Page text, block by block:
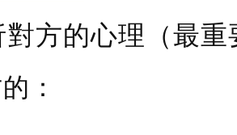
對方的心理（最
：